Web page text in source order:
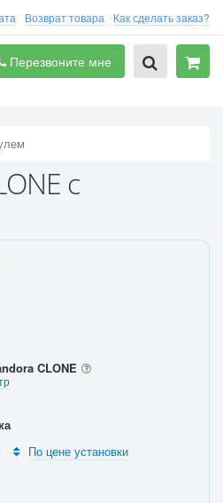
Возврат товара Как сделать заказ?
Перезвоните мне
с
CLONE
По цене установки